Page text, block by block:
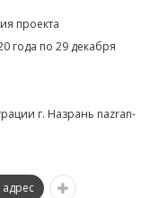
проекта
года по 29 декабря
г. Назрань nazran-
адрес